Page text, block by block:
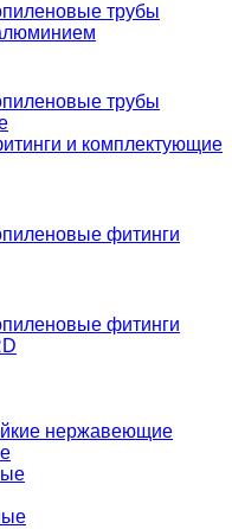
трубы
трубы
и комплектующие
фитинги
фитинги
нержавеющие